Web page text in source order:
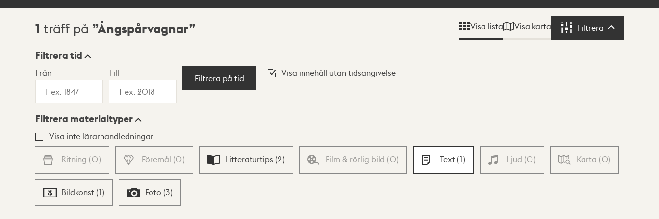
Sökresultat
1 träff på Ångspårvagnar Visa lista Visa karta Filtrera Filtrera
Visningsläge
Lista Karta
Filtrera tid
Från Till
Filtrera på tid
Visa innehåll utan tidsangivelse
Filtrera materialtyper
Visa inte lärarhandledningar
Ritning (0) Föremål (0) Litteraturtips (2) Film & rörlig bild (0) Text (1) Ljud (0) Karta (0)
Bildkonst (1) Foto (3)